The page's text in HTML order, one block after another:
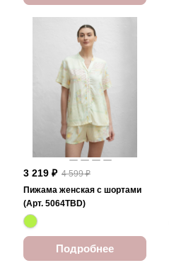
3 219 ₽ 4 599 ₽
Пижама женская с шортами
(Арт. 5064TBD)
Подробнее